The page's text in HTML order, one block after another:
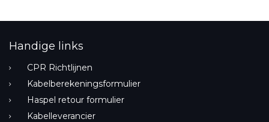
Handige links
CPR Richtlijnen
Kabelberekeningsformulier
Haspel retour formulier
Kabelleverancier